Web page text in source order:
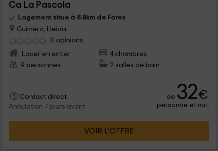
Ca La Pascola
Logement situé à 8.8km de Fores
Guimera, Lleida
0 opinions
Louer en entier
4 chambres
9 personnes
2 salles de bain
Contact direct
Annulation 7 jours avant
de 32€
personne et nuit
VOIR L’OFFRE